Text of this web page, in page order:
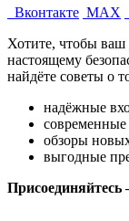
Вконтакте MAX
Хотите, чтобы
настоящему
найдёте советы о
надёжные
обзоры
выгодные